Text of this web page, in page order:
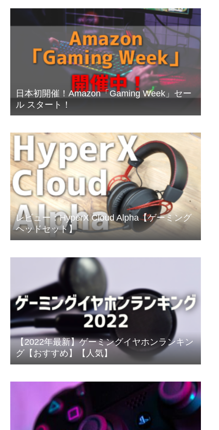
日本初開催！Amazon「Gaming Week」セー
ル スタート！
レビュー：HyperX Cloud Alpha【ゲーミング
ヘッドセット】
【2022年最新】ゲーミングイヤホンランキン
グ【おすすめ】【人気】